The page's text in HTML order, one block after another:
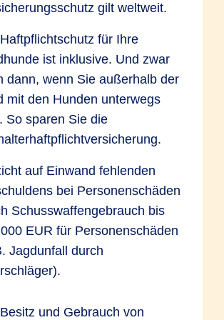
gilt weltweit.
für Ihre
ist inklusive. Und zwar
dann, wenn Sie außerhalb der
mit den Hunden unterwegs
So sparen Sie die
auf Einwand fehlenden
bei Personenschäden
Schusswaffengebrauch bis
EUR für Personenschäden
Jagdunfall durch
und Gebrauch von